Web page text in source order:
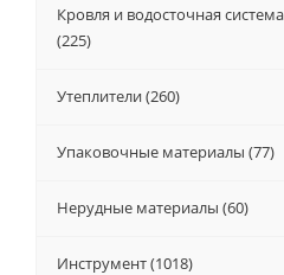
Кровля и водосточная система
(225)
Утеплители (260)
Упаковочные материалы (77)
Нерудные материалы (60)
Инструмент (1018)